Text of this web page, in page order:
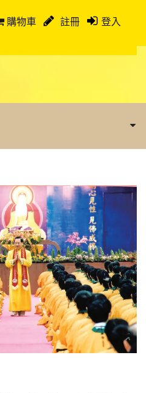
購物車 註冊 登入